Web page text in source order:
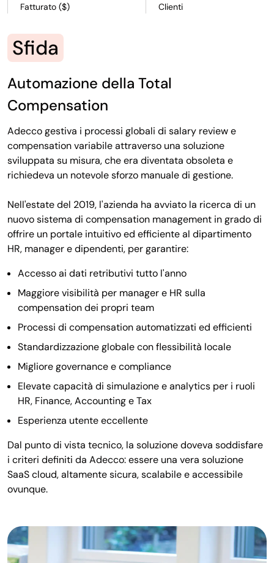
Fatturato ($) Clienti
Sfida
Automazione della Total
Compensation
Adecco gestiva i processi globali di salary review e
compensation variabile attraverso una soluzione
sviluppata su misura, che era diventata obsoleta e
richiedeva un notevole sforzo manuale di gestione.
Nell'estate del 2019, l'azienda ha avviato la ricerca di un
nuovo sistema di compensation management in grado di
offrire un portale intuitivo ed efficiente al dipartimento
HR, manager e dipendenti, per garantire:
Accesso ai dati retributivi tutto l'anno
Maggiore visibilità per manager e HR sulla
compensation dei propri team
Processi di compensation automatizzati ed efficienti
Standardizzazione globale con flessibilità locale
Migliore governance e compliance
Elevate capacità di simulazione e analytics per i ruoli
HR, Finance, Accounting e Tax
Esperienza utente eccellente
Dal punto di vista tecnico, la soluzione doveva soddisfare
i criteri definiti da Adecco: essere una vera soluzione
SaaS cloud, altamente sicura, scalabile e accessibile
ovunque.